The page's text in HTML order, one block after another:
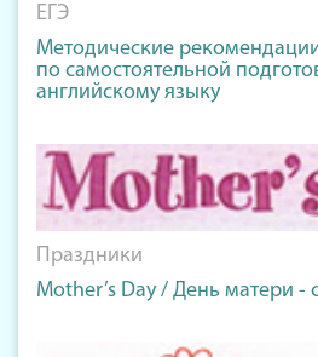
ЕГЭ
Методические
по самостоятельной
английскому языку
Праздники
Mother’s Day / День матери -